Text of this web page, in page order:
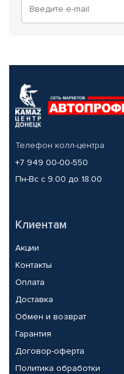
Телефон колл-центра
+7 949 00-00-550
Пн-Вс с 9.00 до 18.00
Клиентам
Акции
Контакты
Оплата
Доставка
Обмен и возврат
Гарантия
Договор-оферта
Политика обработки